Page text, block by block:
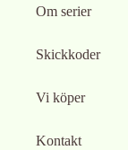
Om serier
Skickkoder
Vi köper
Kontakt